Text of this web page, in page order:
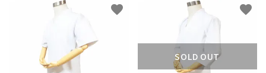
INFORMATIOM
favorite
SOLD OUT
favorite